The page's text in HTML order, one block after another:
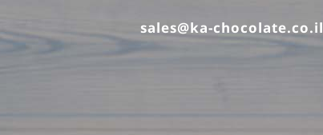
sales@ka-chocolate.co.il